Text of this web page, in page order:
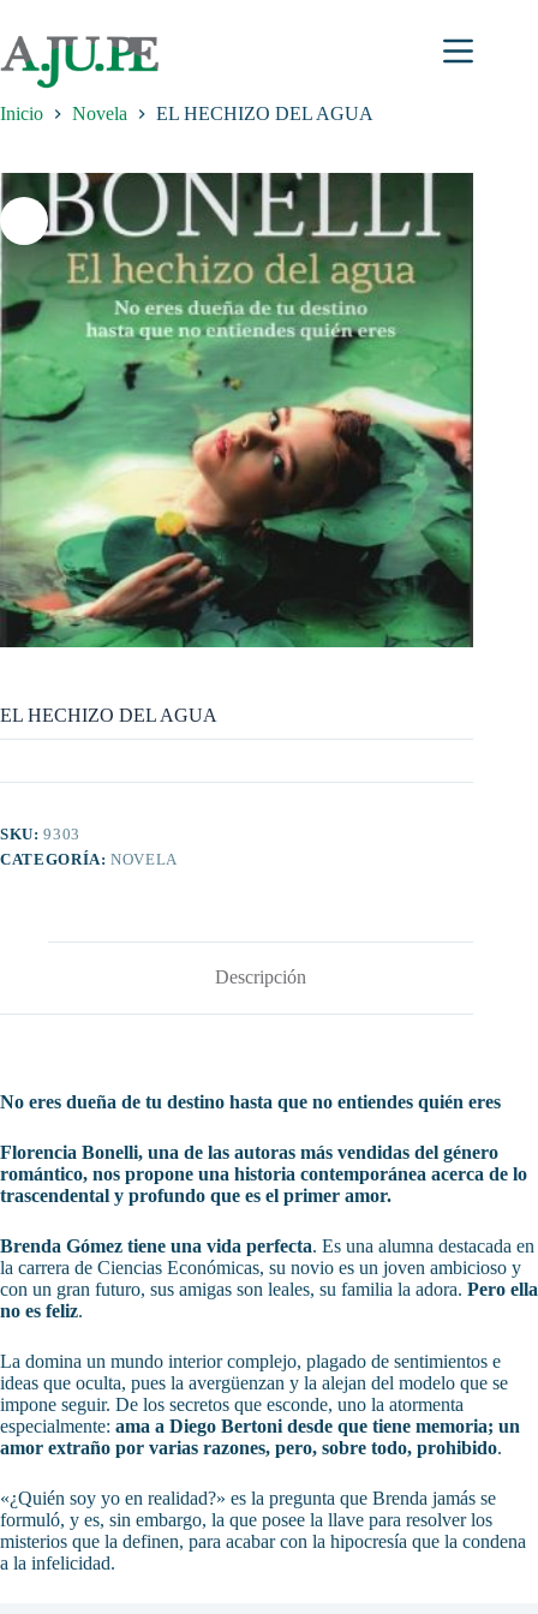
contenido
Inicio Novela EL HECHIZO DEL AGUA
EL HECHIZO DEL AGUA
SKU:9303
CATEGORÍA:NOVELA
Descripción
No eres dueña de tu destino hasta que no entiendes quién eres
Florencia Bonelli, una de las autoras más vendidas del género
romántico, nos propone una historia contemporánea acerca de lo
trascendental y profundo que es el primer amor.
Brenda Gómez tiene una vida perfecta. Es una alumna destacada en
la carrera de Ciencias Económicas, su novio es un joven ambicioso y
con un gran futuro, sus amigas son leales, su familia la adora. Pero ella
no es feliz.
La domina un mundo interior complejo, plagado de sentimientos e
ideas que oculta, pues la avergüenzan y la alejan del modelo que se
impone seguir. De los secretos que esconde, uno la atormenta
especialmente: ama a Diego Bertoni desde que tiene memoria; un
amor extraño por varias razones, pero, sobre todo, prohibido.
«¿Quién soy yo en realidad?» es la pregunta que Brenda jamás se
formuló, y es, sin embargo, la que posee la llave para resolver los
misterios que la definen, para acabar con la hipocresía que la condena
a la infelicidad.